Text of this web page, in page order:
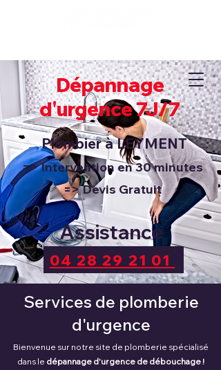
Dépannage
d'urgence 7J/7
Plombier àLEYMENT
=> Intervention en 30 minutes
=> Devis Gratuit
Assistance
04 28 29 21 01
Services de plomberie
d'urgence
Bienvenue sur notre site de plomberie spécialisé
dans le dépannage d'urgence de débouchage !